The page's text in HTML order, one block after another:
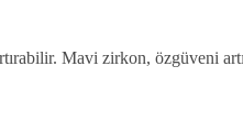
Mavi zirkon, özgüveni